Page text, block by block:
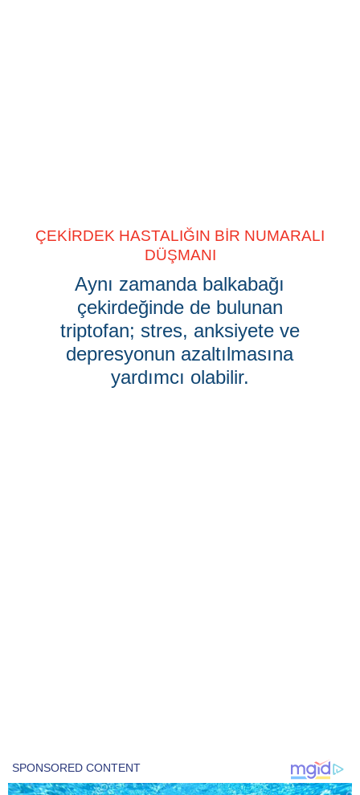
ÇEKİRDEK HASTALIĞIN BİR NUMARALI
DÜŞMANI
Aynı zamanda balkabağı
çekirdeğinde de bulunan
triptofan; stres, anksiyete ve
depresyonun azaltılmasına
yardımcı olabilir.